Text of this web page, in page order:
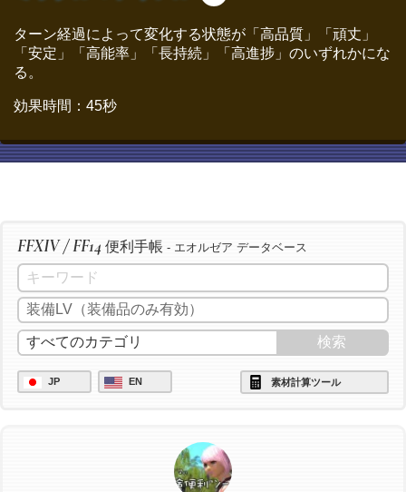
/ac "倹約加工" <wait.3>
/ac "加工" <wait.3>
/ac "上級加工" <wait.3>
/ac "加工" <wait.3>
/ac "パーフェクトメンド" <wait.3>
/ac "イノベーション" <wait.2>
/ac "倹約加工" <wait.3>
/ac "加工" <wait.3>
/ac "中級加工" <wait.3>
/ac "上級加工" <wait.3>
/ac "中級加工" <wait.3>
ターン経過によって変化する状態が「高品質」「頑丈」
「安定」「高能率」「長持続」「高進捗」のいずれかにな
る。
効果時間：45秒
FFXIV / FF14 便利手帳 - エオルゼア データベース
JP EN 素材計算ツール